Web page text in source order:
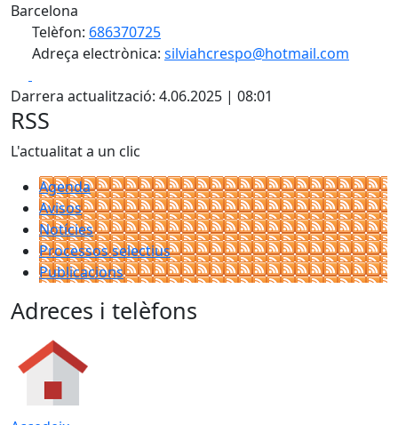
Barcelona
Telèfon: 686370725
Adreça electrònica: silviahcrespo@hotmail.com
Darrera actualització: 4.06.2025 | 08:01
RSS
L'actualitat a un clic
Agenda
Avisos
Notícies
Processos selectius
Publicacions
Adreces i telèfons